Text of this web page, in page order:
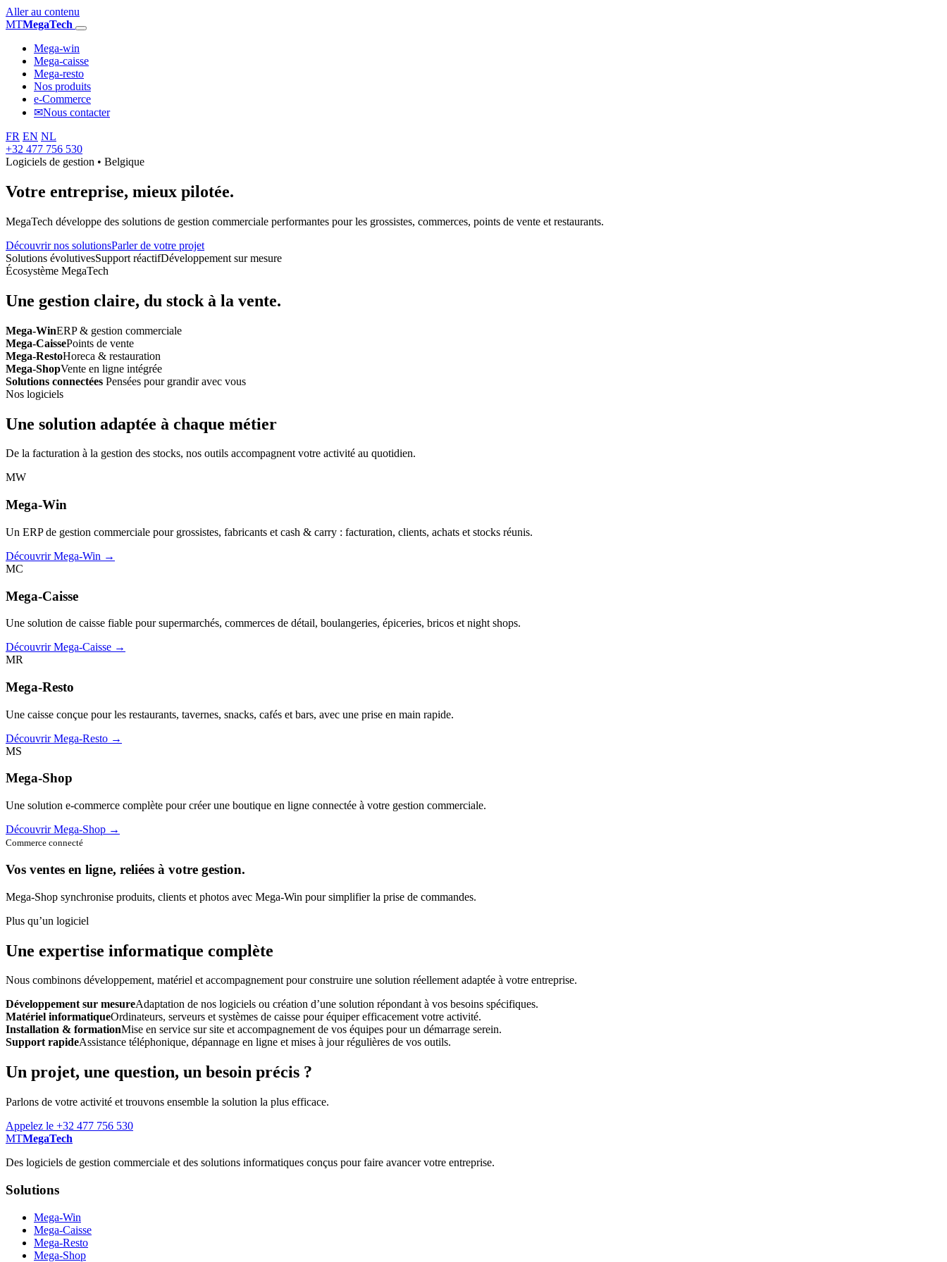
Aller au contenu
MTMegaTech
Mega-win
Mega-caisse
Mega-resto
Nos produits
e-Commerce
✉Nous contacter
FR EN NL
+32 477 756 530
Logiciels de gestion • Belgique
Votre entreprise, mieux pilotée.
MegaTech développe des solutions de gestion commerciale performantes pour les grossistes, commerces, points de vente et restaurants.
Découvrir nos solutionsParler de votre projet
Solutions évolutivesSupport réactifDéveloppement sur mesure
Écosystème MegaTech
Une gestion claire, du stock à la vente.
Mega-WinERP & gestion commerciale
Mega-CaissePoints de vente
Mega-RestoHoreca & restauration
Mega-ShopVente en ligne intégrée
Solutions connectées Pensées pour grandir avec vous
Nos logiciels
Une solution adaptée à chaque métier
De la facturation à la gestion des stocks, nos outils accompagnent votre activité au quotidien.
MW
Mega-Win
Un ERP de gestion commerciale pour grossistes, fabricants et cash & carry : facturation, clients, achats et stocks réunis.
Découvrir Mega-Win →
MC
Mega-Caisse
Une solution de caisse fiable pour supermarchés, commerces de détail, boulangeries, épiceries, bricos et night shops.
Découvrir Mega-Caisse →
MR
Mega-Resto
Une caisse conçue pour les restaurants, tavernes, snacks, cafés et bars, avec une prise en main rapide.
Découvrir Mega-Resto →
MS
Mega-Shop
Une solution e-commerce complète pour créer une boutique en ligne connectée à votre gestion commerciale.
Découvrir Mega-Shop →
Commerce connecté
Vos ventes en ligne, reliées à votre gestion.
Mega-Shop synchronise produits, clients et photos avec Mega-Win pour simplifier la prise de commandes.
Plus qu’un logiciel
Une expertise informatique complète
Nous combinons développement, matériel et accompagnement pour construire une solution réellement adaptée à votre entreprise.
Développement sur mesureAdaptation de nos logiciels ou création d’une solution répondant à vos besoins spécifiques.
Matériel informatiqueOrdinateurs, serveurs et systèmes de caisse pour équiper efficacement votre activité.
Installation & formationMise en service sur site et accompagnement de vos équipes pour un démarrage serein.
Support rapideAssistance téléphonique, dépannage en ligne et mises à jour régulières de vos outils.
Un projet, une question, un besoin précis ?
Parlons de votre activité et trouvons ensemble la solution la plus efficace.
Appelez le +32 477 756 530
MTMegaTech
Des logiciels de gestion commerciale et des solutions informatiques conçus pour faire avancer votre entreprise.
Solutions
Mega-Win
Mega-Caisse
Mega-Resto
Mega-Shop